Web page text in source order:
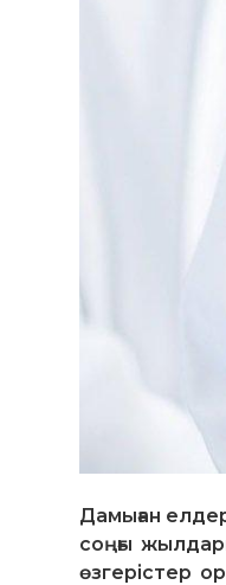
Дамыған
соңғы
өзгерістер